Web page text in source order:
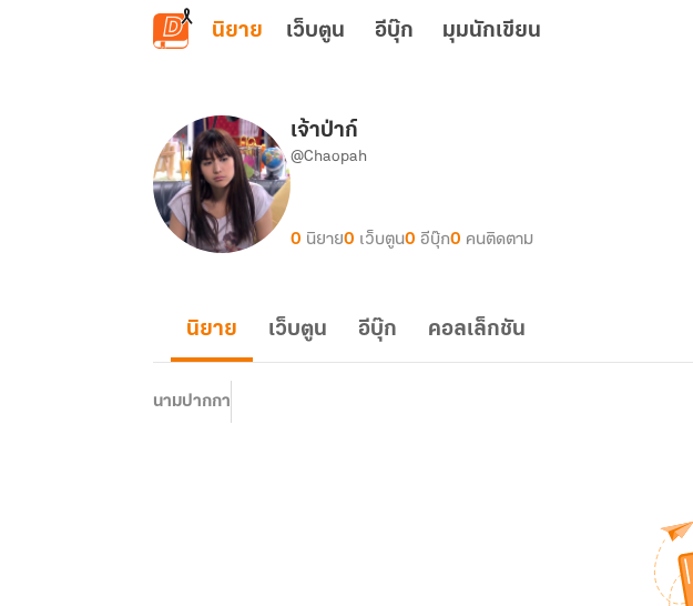
ข้ามไปยังเนื้อหาหลัก
นิยาย เว็บตูน อีบุ๊ก มุมนักเขียน
เจ้าป่าก์
@Chaopah
0 นิยาย0 เว็บตูน0 อีบุ๊ก0 คนติดตาม
นิยาย เว็บตูน อีบุ๊ก คอลเล็กชัน
นามปากกา